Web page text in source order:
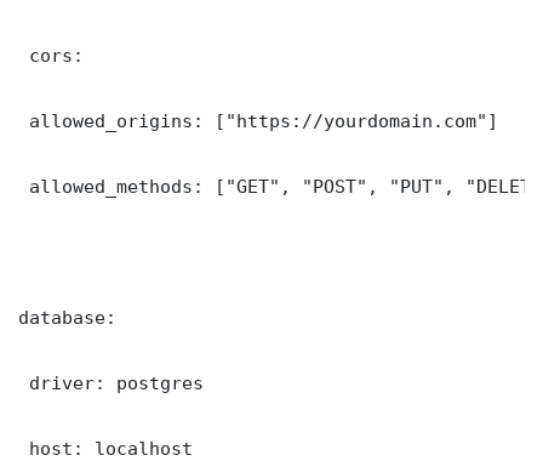
cors:
allowed_origins: ["https://yourdomain.com"]
allowed_methods: ["GET", "POST", "PUT",
database:
driver: postgres
host: localhost